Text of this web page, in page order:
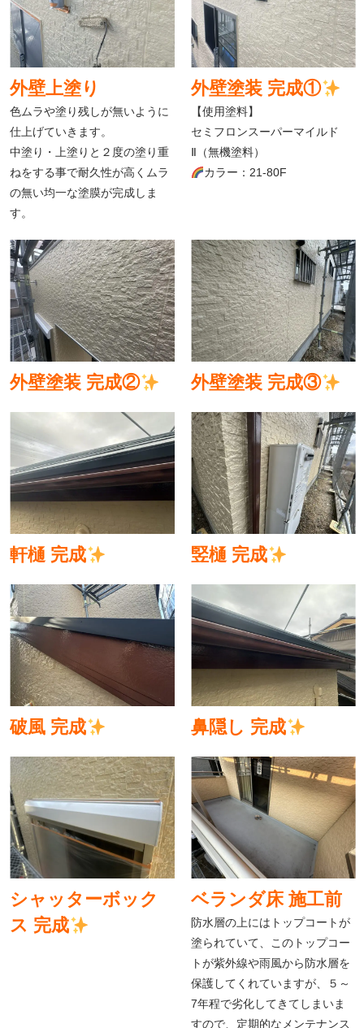
外壁上塗り
色ムラや塗り残しが無いように
仕上げていきます。
中塗り・上塗りと２度の塗り重
ねをする事で耐久性が高くムラ
の無い均一な塗膜が完成しま
す。
外壁塗装 完成①
【使用塗料】
セミフロンスーパーマイルド
Ⅱ（無機塗料）
カラー：21-80F
外壁塗装 完成② 外壁塗装 完成③
軒樋 完成 竪樋 完成
破風 完成 鼻隠し 完成
シャッターボック
ス 完成
ベランダ床 施工前
防水層の上にはトップコートが
塗られていて、このトップコー
トが紫外線や雨風から防水層を
保護してくれていますが、５～
7年程で劣化してきてしまいま
すので、定期的なメンテナンス